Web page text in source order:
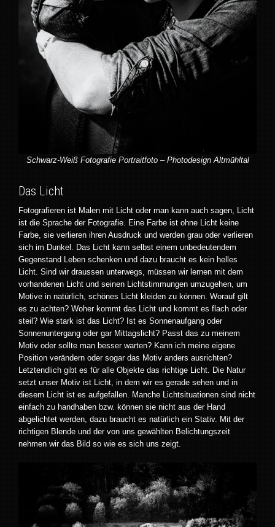
Schwarz-Weiß Fotografie Portraitfoto – Photodesign Altmühltal
Das Licht
Fotografieren ist Malen mit Licht oder man kann auch sagen, Licht
ist die Sprache der Fotografie. Eine Farbe ist ohne Licht keine
Farbe, sie verlieren ihren Ausdruck und werden grau oder verlieren
sich im Dunkel. Das Licht kann selbst einem unbedeutendem
Gegenstand Leben schenken und dazu braucht es kein helles
Licht. Sind wir draussen unterwegs, müssen wir lernen mit dem
vorhandenen Licht und seinen Lichtstimmungen umzugehen, um
Motive in natürlich, schönes Licht kleiden zu können. Worauf gilt
es zu achten? Woher kommt das Licht und kommt es flach oder
steil? Wie stark ist das Licht? Ist es Sonnenaufgang oder
Sonnenuntergang oder gar Mittagslicht? Passt das zu meinem
Motiv oder sollte man besser warten? Kann ich meine eigene
Position verändern oder sogar das Motiv anders ausrichten?
Letztendlich gibt es für alle Objekte das richtige Licht. Die Natur
setzt unser Motiv ist Licht, in dem wir es gerade sehen und in
diesem Licht ist es aufgefallen. Manche Lichtsituationen sind nicht
einfach zu handhaben bzw. können sie nicht aus der Hand
abgelichtet werden, dazu braucht es natürlich ein Stativ. Mit der
richtigen Blende und der von uns gewählten Belichtungszeit
nehmen wir das Bild so wie es sich uns zeigt.